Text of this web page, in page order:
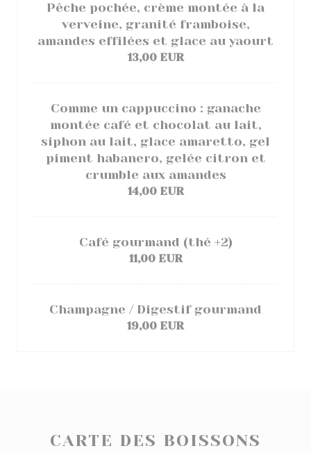
Pêche pochée, crème montée à la
verveine, granité framboise,
amandes effilées et glace au yaourt
13,00 EUR
Comme un cappuccino : ganache
montée café et chocolat au lait,
siphon au lait, glace amaretto, gel
piment habanero, gelée citron et
crumble aux amandes
14,00 EUR
Café gourmand (thé +2)
11,00 EUR
Champagne / Digestif gourmand
19,00 EUR
CARTE DES BOISSONS